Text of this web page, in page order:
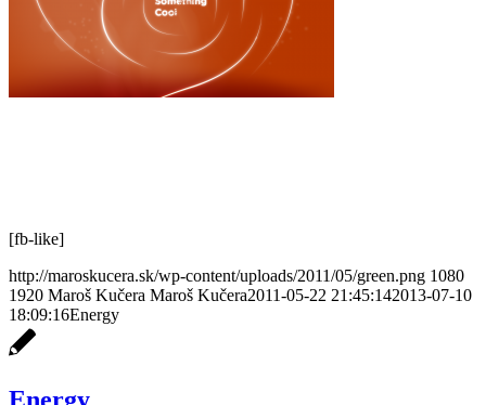
[fb-like]
http://maroskucera.sk/wp-content/uploads/2011/05/green.png 1080
1920 Maroš Kučera Maroš Kučera2011-05-22 21:45:142013-07-10
18:09:16Energy